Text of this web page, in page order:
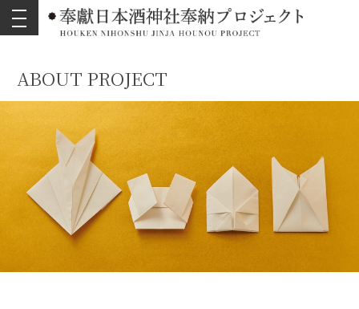
toggle
navigation
ABOUT PROJECT